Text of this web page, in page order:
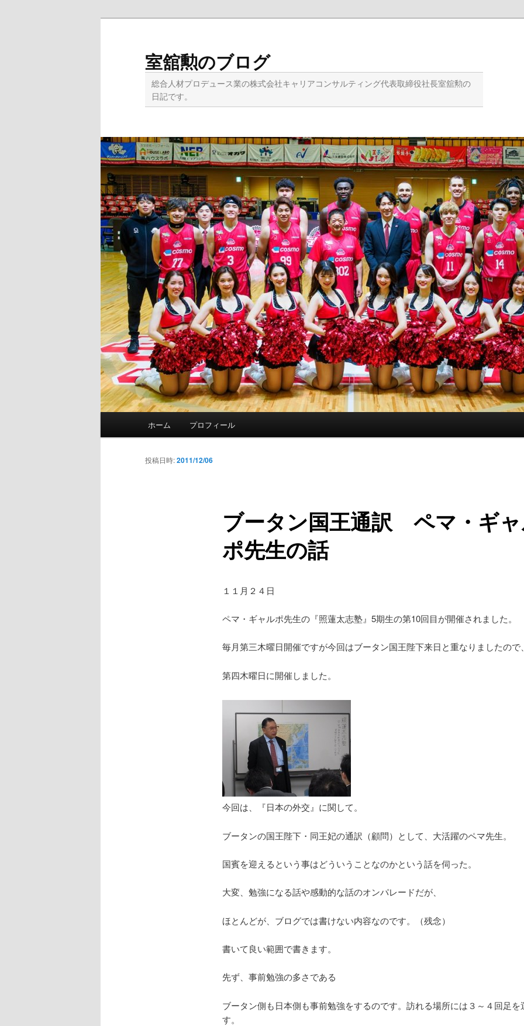
室舘勲のブログ
総合人材プロデュース業の株式会社キャリアコンサルティング代表取締役社長室舘勲の
日記です。
ホーム プロフィール
ブータン国王通訳 ペマ・ギ
ポ先生の話
投稿日時:2011/12/06
１１月２４日
ペマ・ギャルポ先生の『照蓮太志塾』5期生の第10回目が開催されました。
毎月第三木曜日開催ですが今回はブータン国王陛下来日と重なりましたので
第四木曜日に開催しました。
今回は、『日本の外交』に関して。
ブータンの国王陛下・同王妃の通訳（顧問）として、大活躍のペマ先生。
国賓を迎えるという事はどういうことなのかという話を伺った。
大変、勉強になる話や感動的な話のオンパレードだが、
ほとんどが、ブログでは書けない内容なのです。（残念）
書いて良い範囲で書きます。
先ず、事前勉強の多さである
ブータン側も日本側も事前勉強をするのです。訪れる場所には３～４回足を
す。